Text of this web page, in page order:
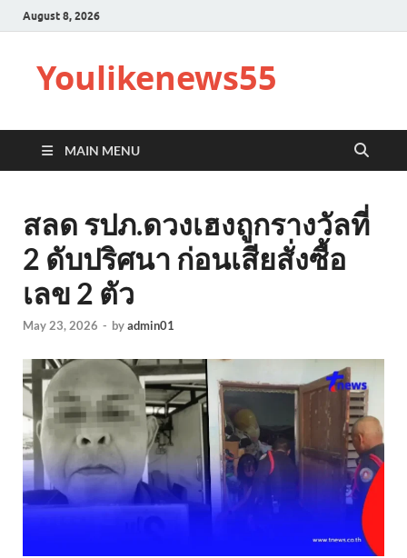
August 8, 2026
Youlikenews55
MAIN MENU
สลด รปภ.ดวงเฮงถูกรางวัลที่
2 ดับปริศนา ก่อนเสียสั่งซื้อ
เลข 2 ตัว
May 23, 2026 - byadmin01